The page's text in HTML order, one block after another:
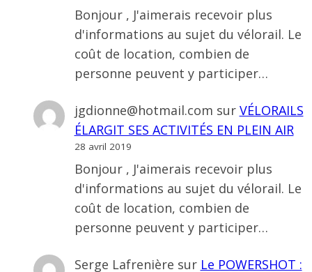
Bonjour , J'aimerais recevoir plus
d'informations au sujet du vélorail. Le
coût de location, combien de
personne peuvent y participer…
jgdionne@hotmail.com sur VÉLORAILS
ÉLARGIT SES ACTIVITÉS EN PLEIN AIR
28 avril 2019
Bonjour , J'aimerais recevoir plus
d'informations au sujet du vélorail. Le
coût de location, combien de
personne peuvent y participer…
Serge Lafrenière sur Le POWERSHOT :